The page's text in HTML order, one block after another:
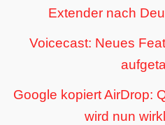
Extender nach
Voicecast: Neues
Google kopiert AirDrop:
wird nun